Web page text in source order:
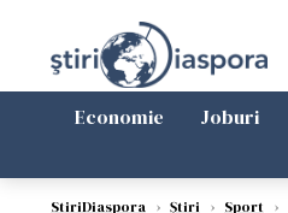
Economie Joburi
StiriDiaspora › Știri › Sport ›